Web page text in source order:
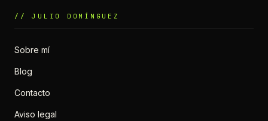
// JULIO DOMÍNGUEZ
Sobre mí
Blog
Contacto
Aviso legal